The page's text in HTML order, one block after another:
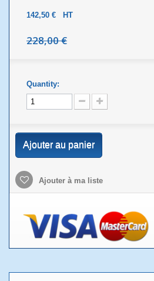
142,50 € HT
228,00 €
Quantity:
Ajouter au panier
Ajouter à ma liste